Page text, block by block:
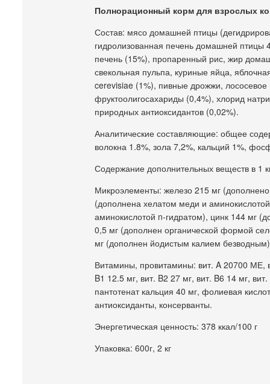
Полнорационный корм для взрослых
Состав: мясо домашней птицы
гидролизованная печень домашней птицы
печень (15%), пропаренный рис, жир
свекольная пульпа, куриные яйца,
cerevisiae (1%), пивные дрожжи,
фруктоолигосахариды (0,4%), хлорид
природных антиоксидантов (0,02%).
Аналитические составляющие: общее
волокна 1.8%, зола 7,2%, кальций 1%,
Содержание дополнительных веществ в 1
Микроэлементы: железо 215 мг
(дополнена хелатом меди и
аминокислотой n-гидратом), цинк 144 мг
0,5 мг (дополнен органической формой
мг (дополнен йодистым калием безводным)
Витамины, провитамины: вит. A 20700 МЕ,
B1 12.5 мг, вит. B2 27 мг, вит. B6 14 мг,
пантотенат кальция 40 мг, фолиевая
антиоксиданты, консерванты.
Энергетическая ценность: 378 ккал/100 г
Упаковка: 600г, 2 кг